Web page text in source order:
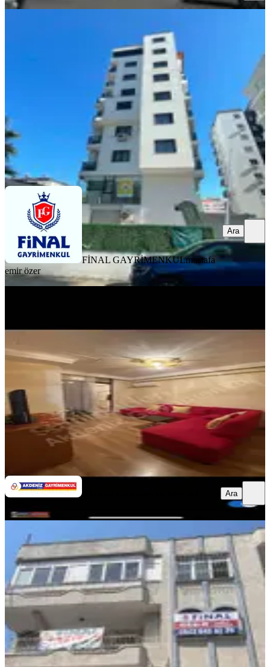
Baraj Yolu Cazip Daire
Seyhan, Yenibaraj Mahallesi
80 m² ·4. Kat ·06.08.2026
29.000 ₺
FİNAL GAYRİMENKUL mustafa emir özer
Ara
FİNAL GAYRİMENKULmustafa
emir özer
Ara
Seyhan, Reşatbey Mahallesi
1+1·55 m² ·5. Kat·06.08.2026
22.000 ₺
Akdeniz Gayrimenkul Mehmet Kızmaz
Ara
Şakirpaşa Caddesi Üzerinde Xx Large
Masrafsız 3+1 Daire
Seyhan, Şakirpaşa Mahallesi
3+1·175 m² Müstakil 06.08.2026
11.000 ₺